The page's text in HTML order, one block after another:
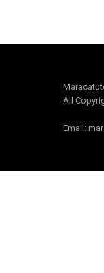
All
Email: